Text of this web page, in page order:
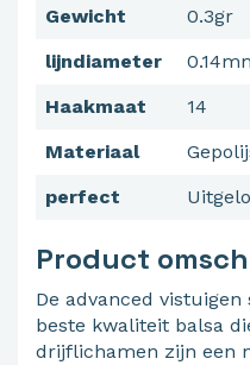
Gewicht
0.3gr
lijndiameter
Haakmaat
14
Materiaal
perfect
Product
De advanced
beste kwaliteit balsa
drijflichamen zijn een